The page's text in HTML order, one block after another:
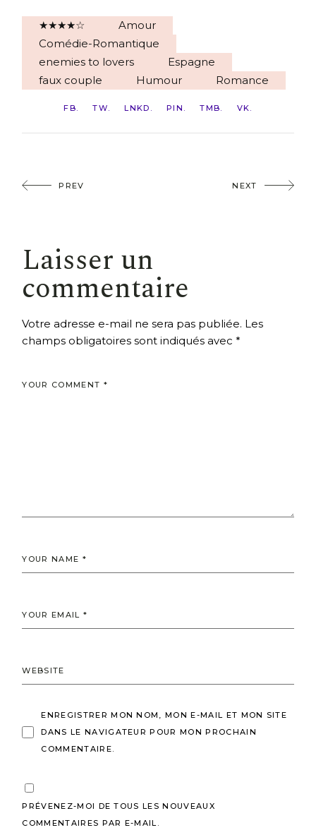
★★★★☆
Amour
Comédie-Romantique
enemies to lovers
Espagne
faux couple
Humour Romance
FB TW LNKD PIN TMB VK
PREV NEXT
Laisser un
commentaire
Votre adresse e-mail ne sera pas publiée. Les
champs obligatoires sont indiqués avec*
ENREGISTRER MON NOM, MON E-MAIL ET MON SITE
DANS LE NAVIGATEUR POUR MON PROCHAIN
COMMENTAIRE.
PRÉVENEZ-MOI DE TOUS LES NOUVEAUX
COMMENTAIRES PAR E-MAIL.